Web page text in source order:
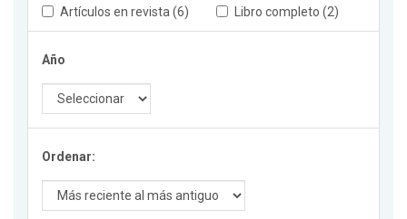
Artículos en revista (6)
Libro completo (2)
Año
Ordenar: